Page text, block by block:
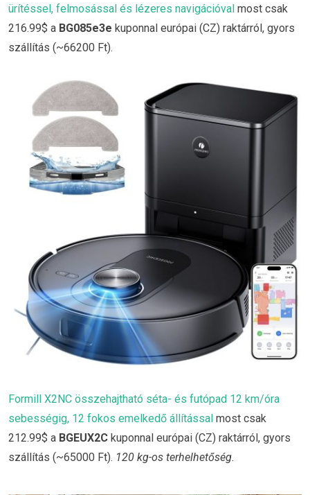
ürítéssel, felmosással és lézeres navigációval most csak
216.99$ a BG085e3e kuponnal európai (CZ) raktárról, gyors
szállítás (~66200 Ft).
Formill X2NC összehajtható séta- és futópad 12 km/óra
sebességig, 12 fokos emelkedő állítással most csak
212.99$ a BGEUX2C kuponnal európai (CZ) raktárról, gyors
szállítás (~65000 Ft). 120 kg-os terhelhetőség.